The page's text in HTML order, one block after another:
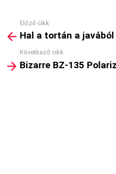
more
Előző cikk
Hal a tortán a
Következő cikk
Bizarre BZ-135